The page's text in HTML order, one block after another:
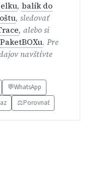
, balík do
, sledovať
, alebo si
PaketBOXu. Pre
navštívte
💬WhatsApp
⚖️Porovnať